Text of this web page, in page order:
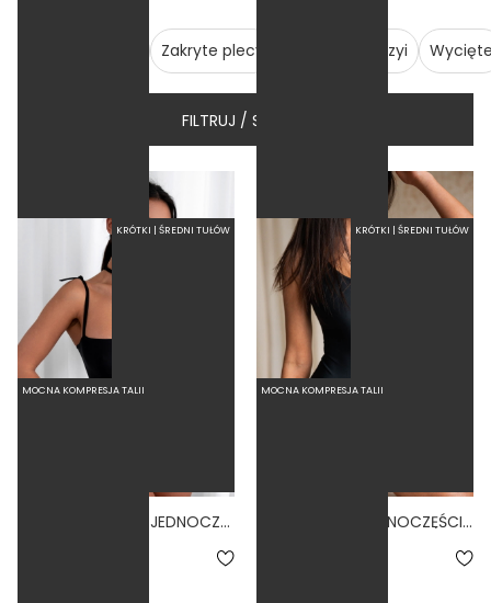
Zakryte plecy Wiązane na szyi
FILTRUJ / SORTUJ
KRÓTKI | ŚREDNI TUŁÓW
BALLERINA NERO - JEDNOCZĘŚCIOWY STRÓJ KĄPIELOWY MODELUJĄCY WIĄZANY CZARNY
KRÓTKI | ŚREDNI TUŁÓW
BASIC NERO - JEDNOCZĘŚCIOWY STRÓJ KĄPIELOWY MODELUJĄCY ZABUDOWANY CZARNY
MOCNA KOMPRESJA TALII MOCNA KOMPRESJA TALII